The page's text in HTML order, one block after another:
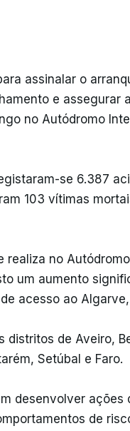
assinalar o
e assegurar
no Autódromo
se 6.387
103 vítimas
realiza no
um aumento
acesso ao
de Aveiro,
Setúbal e Faro.
desenvolver ações
de